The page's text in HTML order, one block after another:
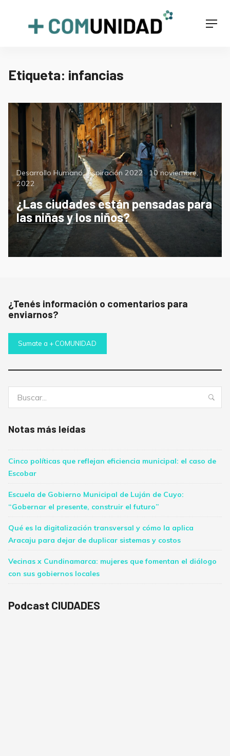
+COMUNIDAD
Etiqueta: infancias
Categorías
Desarrollo Humano,Inspiración 2022
Posted
on
10 noviembre,
2022
¿Las ciudades están pensadas para
las niñas y los niños?
¿Tenés información o comentarios para
enviarnos?
Sumate a + COMUNIDAD
Notas más leídas
Cinco políticas que reflejan eficiencia municipal: el caso de
Escobar
Escuela de Gobierno Municipal de Luján de Cuyo:
“Gobernar el presente, construir el futuro”
Qué es la digitalización transversal y cómo la aplica
Aracaju para dejar de duplicar sistemas y costos
Vecinas x Cundinamarca: mujeres que fomentan el diálogo
con sus gobiernos locales
Podcast CIUDADES